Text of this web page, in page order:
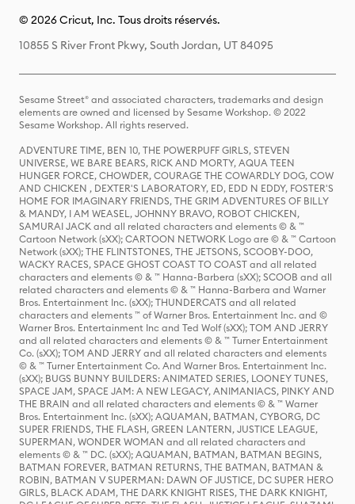
© 2026 Cricut, Inc. Tous droits réservés.
10855 S River Front Pkwy, South Jordan, UT 84095
Sesame Street® and associated characters, trademarks and design
elements are owned and licensed by Sesame Workshop. © 2022
Sesame Workshop. All rights reserved.
ADVENTURE TIME, BEN 10, THE POWERPUFF GIRLS, STEVEN
UNIVERSE, WE BARE BEARS, RICK AND MORTY, AQUA TEEN
HUNGER FORCE, CHOWDER, COURAGE THE COWARDLY DOG, COW
AND CHICKEN , DEXTER'S LABORATORY, ED, EDD N EDDY, FOSTER'S
HOME FOR IMAGINARY FRIENDS, THE GRIM ADVENTURES OF BILLY
& MANDY, I AM WEASEL, JOHNNY BRAVO, ROBOT CHICKEN,
SAMURAI JACK and all related characters and elements © & ™
Cartoon Network (sXX); CARTOON NETWORK Logo are © & ™ Cartoon
Network (sXX); THE FLINTSTONES, THE JETSONS, SCOOBY-DOO,
WACKY RACES, SPACE GHOST COAST TO COAST and all related
characters and elements © & ™ Hanna-Barbera (sXX); SCOOB and all
related characters and elements © & ™ Hanna-Barbera and Warner
Bros. Entertainment Inc. (sXX); THUNDERCATS and all related
characters and elements ™ of Warner Bros. Entertainment Inc. and ©
Warner Bros. Entertainment Inc and Ted Wolf (sXX); TOM AND JERRY
and all related characters and elements © & ™ Turner Entertainment
Co. (sXX); TOM AND JERRY and all related characters and elements
© & ™ Turner Entertainment Co. And Warner Bros. Entertainment Inc.
(sXX); BUGS BUNNY BUILDERS: ANIMATED SERIES, LOONEY TUNES,
SPACE JAM, SPACE JAM: A NEW LEGACY, ANIMANIACS, PINKY AND
THE BRAIN and all related characters and elements © & ™ Warner
Bros. Entertainment Inc. (sXX); AQUAMAN, BATMAN, CYBORG, DC
SUPER FRIENDS, THE FLASH, GREEN LANTERN, JUSTICE LEAGUE,
SUPERMAN, WONDER WOMAN and all related characters and
elements © & ™ DC. (sXX); AQUAMAN, BATMAN, BATMAN BEGINS,
BATMAN FOREVER, BATMAN RETURNS, THE BATMAN, BATMAN &
ROBIN, BATMAN V SUPERMAN: DAWN OF JUSTICE, DC SUPER HERO
GIRLS, BLACK ADAM, THE DARK KNIGHT RISES, THE DARK KNIGHT,